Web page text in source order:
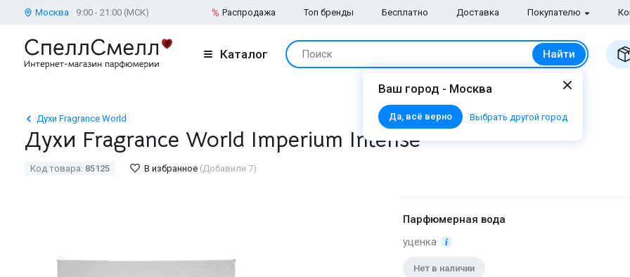
Москва 9:00 - 21:00 (МСК) Распродажа Топ бренды Бесплатно Доставка Покупателю
Каталог Поиск Найти
Ваш город - Москва
Да, всё верно Выбрать другой город
Духи Fragrance World
Духи Fragrance World Imperium Intense
Код товара: 85125 В избранное (Добавили 7)
Парфюмерная вода
уценка
Нет в наличии